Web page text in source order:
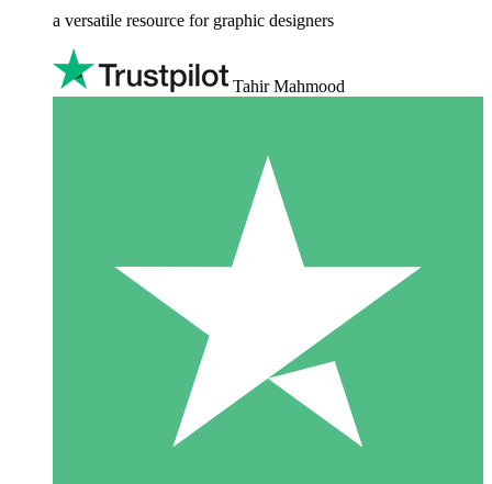
a versatile resource for graphic designers
Tahir Mahmood